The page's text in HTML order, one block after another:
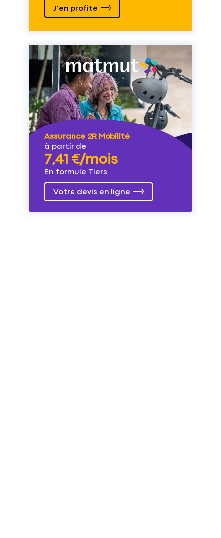
J'en profite
Assurance 2R Mobilité
à partir de
7,41 €/mois
En formule Tiers
Votre devis en ligne